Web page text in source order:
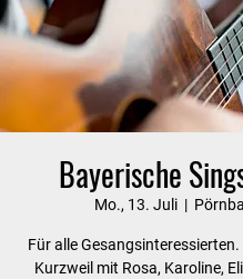
Bayerische
Mo., 13. Juli
  |
Für alle
Kurzweil mit Rosa, Karoline,